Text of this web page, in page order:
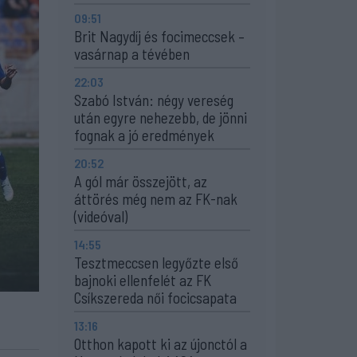
09:51
Brit Nagydíj és focimeccsek –
vasárnap a tévében
22:03
Szabó István: négy vereség
után egyre nehezebb, de jönni
fognak a jó eredmények
20:52
A gól már összejött, az
áttörés még nem az FK-nak
(videóval)
14:55
Tesztmeccsen legyőzte első
bajnoki ellenfelét az FK
Csíkszereda női focicsapata
13:16
Otthon kapott ki az újonctól a